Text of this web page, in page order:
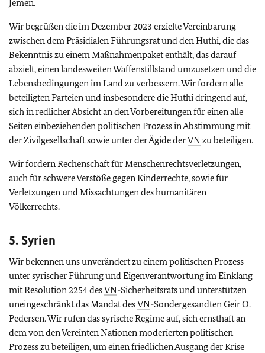
Jemen.
Wir begrüßen die im Dezember 2023 erzielte Vereinbarung
zwischen dem Präsidialen Führungsrat und den Huthi, die das
Bekenntnis zu einem Maßnahmenpaket enthält, das darauf
abzielt, einen landesweiten Waffenstillstand umzusetzen und die
Lebensbedingungen im Land zu verbessern. Wir fordern alle
beteiligten Parteien und insbesondere die Huthi dringend auf,
sich in redlicher Absicht an den Vorbereitungen für einen alle
Seiten einbeziehenden politischen Prozess in Abstimmung mit
der Zivilgesellschaft sowie unter der Ägide derVNzu beteiligen.
Wir fordern Rechenschaft für Menschenrechtsverletzungen,
auch für schwere Verstöße gegen Kinderrechte, sowie für
Verletzungen und Missachtungen des humanitären
Völkerrechts.
5. Syrien
Wir bekennen uns unverändert zu einem politischen Prozess
unter syrischer Führung und Eigenverantwortung im Einklang
mit Resolution 2254 desVN-Sicherheitsrats und unterstützen
uneingeschränkt das Mandat desVN-Sondergesandten Geir O.
Pedersen. Wir rufen das syrische Regime auf, sich ernsthaft an
dem von den Vereinten Nationen moderierten politischen
Prozess zu beteiligen, um einen friedlichen Ausgang der Krise